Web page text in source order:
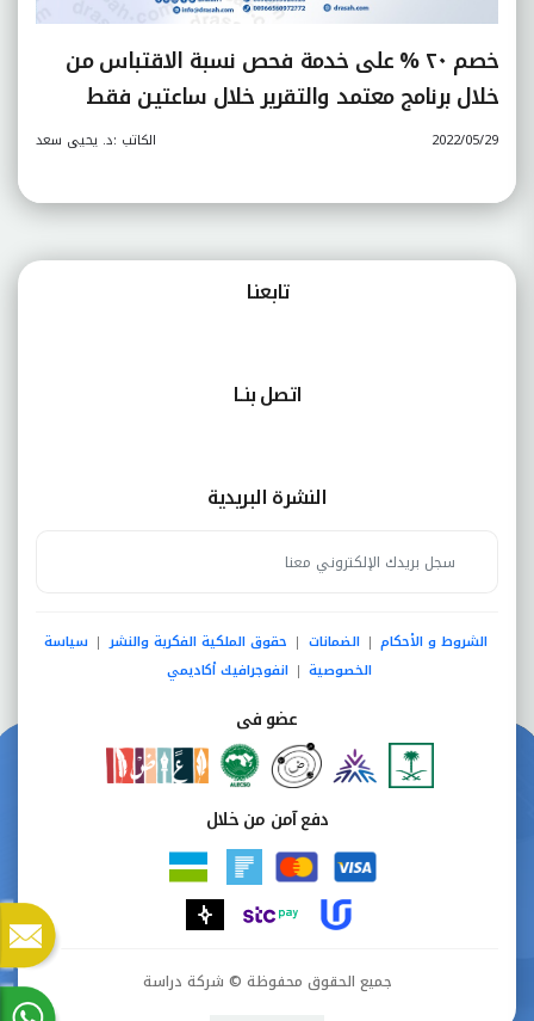
خصم ٢٠ % على خدمة فحص نسبة الاقتباس من
خلال برنامج معتمد والتقرير خلال ساعتين فقط
2022/05/29 الكاتب :د. يحيى سعد
تابعنـا
اتصل بنــا
النشرة البريدية
الشروط و الأحكام | الضمانات | حقوق الملكية الفكرية والنشر | سياسة
الخصوصية | انفوجرافيك أكاديمي
عضو فى
دفع آمن من خلال
جميع الحقوق محفوظة © شركة دراسة